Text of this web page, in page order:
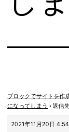
ブロックでサイトを作
になってしまう › 返信
2021年11月20日